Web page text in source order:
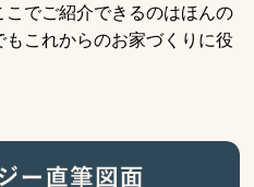
でご紹介できるのはほんの
これからのお家づくりに役